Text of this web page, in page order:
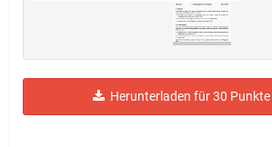
Herunterladen für 30 Punkte